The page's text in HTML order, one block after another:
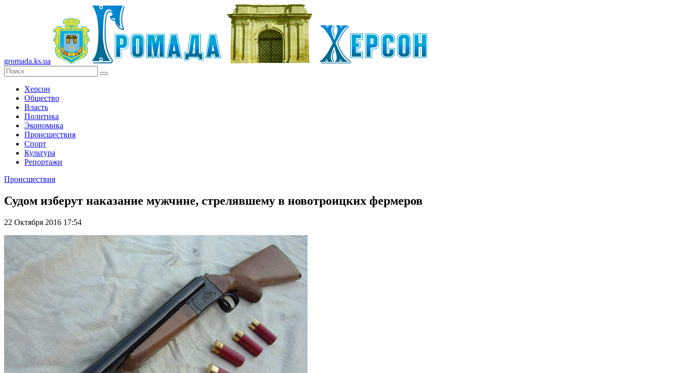
gromada.ks.ua
Херсон
Общество
Власть
Политика
Экономика
Происшествия
Спорт
Культура
Репортажи
Происшествия
Судом изберут наказание мужчине, стрелявшему в новотроицких фермеров
22 Октября 2016 17:54